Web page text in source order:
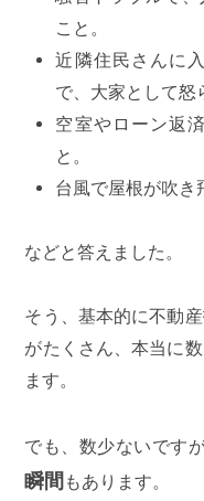
こと。
近隣住民さんに
で、大家として怒
空室やローン返
と。
台風で屋根が吹き
などと答えました。
そう、基本的に不動
がたくさん、本当に
ます。
でも、数少ないですが
瞬間 もあります。